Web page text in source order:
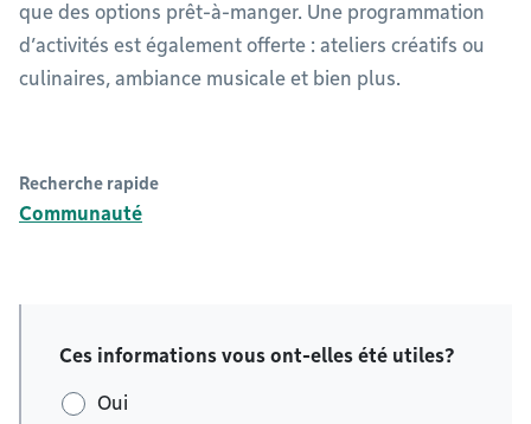
que des options prêt-à-manger. Une programmation
d’activités est également offerte : ateliers créatifs ou
culinaires, ambiance musicale et bien plus.
Recherche rapide
Communauté
Ces informations vous ont-elles été utiles?
Oui